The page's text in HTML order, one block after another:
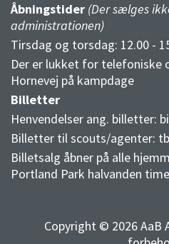
Åbningstider (Der sælges
administrationen)
Tirsdag og torsdag: 12.00 -
Der er lukket for telefoniske
Hornevej på kampdage
Billetter
Henvendelser ang. billetter:
Billetter til scouts/agenter:
Billetsalg åbner på alle
Portland Park halvanden
Copyright © 2026 AaB